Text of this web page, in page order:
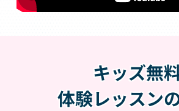
キッズ無
体験レッスン